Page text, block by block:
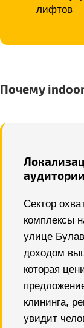
лифтов
Почему
аудитории
Сектор
комплексы
улице
доходом
которая
клининга,
увидит